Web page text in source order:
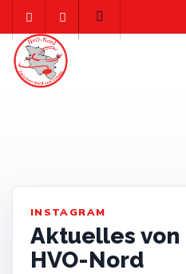
content
INSTAGRAM
Aktuelles von
HVO-Nord